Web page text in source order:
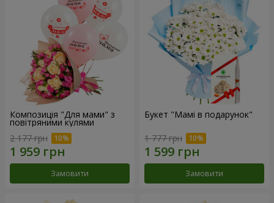
Композиція "Для мами" з
повітряними кулями
2 177 грн
Замовити
Букет "Мамі в подарунок"
1 777 грн
Замовити